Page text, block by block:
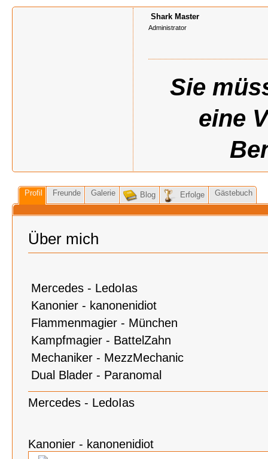
Shark Master
Administrator
Sie
eine
Profil Freunde Galerie Blog Erfolge Gästebuch
Über mich
Mercedes - LedoIas
Kanonier - kanonenidiot
Flammenmagier - München
Kampfmagier - BattelZahn
Mechaniker - MezzMechanic
Dual Blader - Paranomal
Mercedes - LedoIas
Kanonier - kanonenidiot